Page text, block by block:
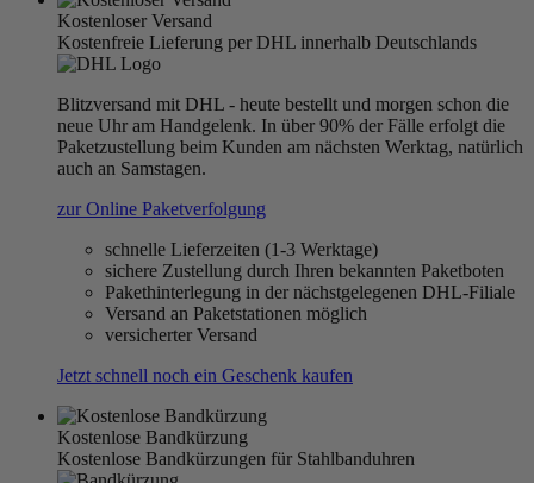
Kostenloser Versand
Kostenfreie Lieferung per DHL innerhalb Deutschlands
Blitzversand mit DHL - heute bestellt und morgen schon die
neue Uhr am Handgelenk. In über 90% der Fälle erfolgt die
Paketzustellung beim Kunden am nächsten Werktag, natürlich
auch an Samstagen.
zur Online Paketverfolgung
schnelle Lieferzeiten (1-3 Werktage)
sichere Zustellung durch Ihren bekannten Paketboten
Pakethinterlegung in der nächstgelegenen DHL-Filiale
Versand an Paketstationen möglich
versicherter Versand
Jetzt schnell noch ein Geschenk kaufen
Kostenlose Bandkürzung
Kostenlose Bandkürzungen für Stahlbanduhren